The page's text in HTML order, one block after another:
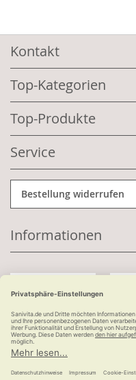
Kontakt
Top-Kategorien
Top-Produkte
Service
Bestellung widerrufen
Informationen
Kauf auf